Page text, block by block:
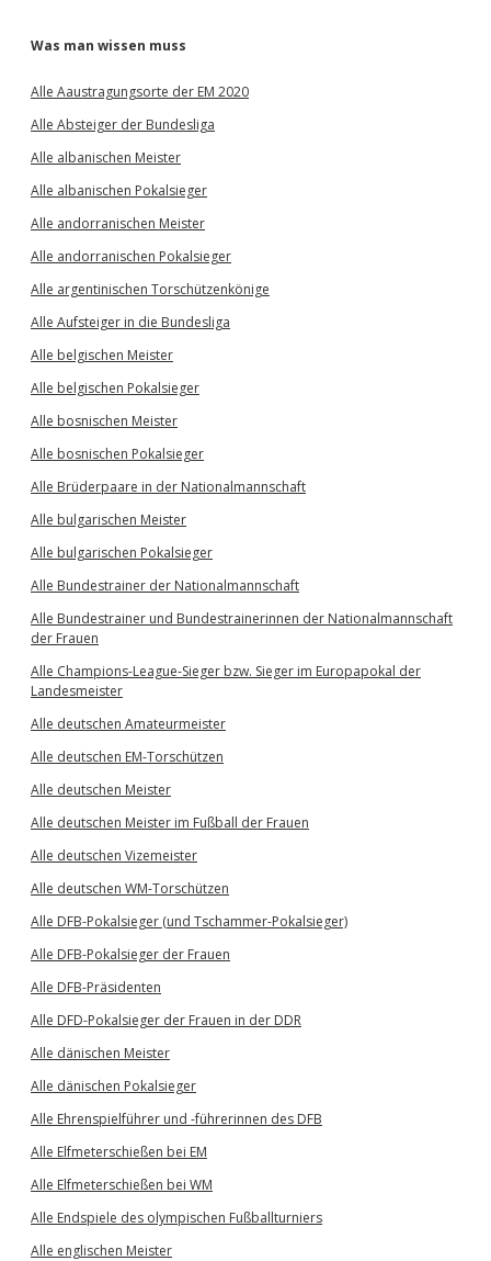
Was man wissen muss
Alle Aaustragungsorte der EM 2020
Alle Absteiger der Bundesliga
Alle albanischen Meister
Alle albanischen Pokalsieger
Alle andorranischen Meister
Alle andorranischen Pokalsieger
Alle argentinischen Torschützenkönige
Alle Aufsteiger in die Bundesliga
Alle belgischen Meister
Alle belgischen Pokalsieger
Alle bosnischen Meister
Alle bosnischen Pokalsieger
Alle Brüderpaare in der Nationalmannschaft
Alle bulgarischen Meister
Alle bulgarischen Pokalsieger
Alle Bundestrainer der Nationalmannschaft
Alle Bundestrainer und Bundestrainerinnen der Nationalmannschaft
der Frauen
Alle Champions-League-Sieger bzw. Sieger im Europapokal der
Landesmeister
Alle deutschen Amateurmeister
Alle deutschen EM-Torschützen
Alle deutschen Meister
Alle deutschen Meister im Fußball der Frauen
Alle deutschen Vizemeister
Alle deutschen WM-Torschützen
Alle DFB-Pokalsieger (und Tschammer-Pokalsieger)
Alle DFB-Pokalsieger der Frauen
Alle DFB-Präsidenten
Alle DFD-Pokalsieger der Frauen in der DDR
Alle dänischen Meister
Alle dänischen Pokalsieger
Alle Ehrenspielführer und -führerinnen des DFB
Alle Elfmeterschießen bei EM
Alle Elfmeterschießen bei WM
Alle Endspiele des olympischen Fußballturniers
Alle englischen Meister